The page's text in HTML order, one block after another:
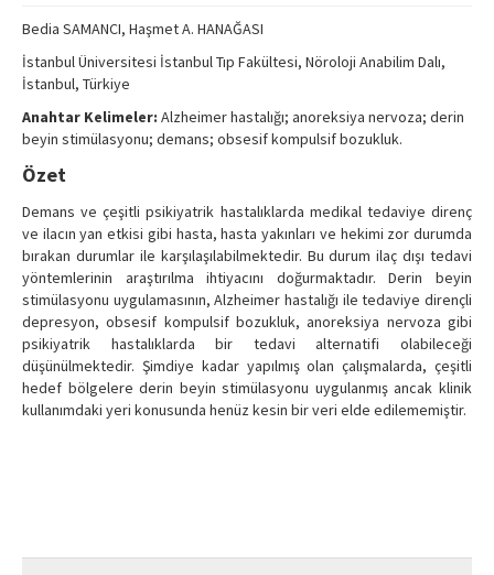
Bedia SAMANCI, Haşmet A. HANAĞASI
İstanbul Üniversitesi İstanbul Tıp Fakültesi, Nöroloji Anabilim Dalı,
İstanbul, Türkiye
Anahtar Kelimeler: Alzheimer hastalığı; anoreksiya nervoza; derin
beyin stimülasyonu; demans; obsesif kompulsif bozukluk.
Özet
Demans ve çeşitli psikiyatrik hastalıklarda medikal tedaviye direnç
ve ilacın yan etkisi gibi hasta, hasta yakınları ve hekimi zor durumda
bırakan durumlar ile karşılaşılabilmektedir. Bu durum ilaç dışı tedavi
yöntemlerinin araştırılma ihtiyacını doğurmaktadır. Derin beyin
stimülasyonu uygulamasının, Alzheimer hastalığı ile tedaviye dirençli
depresyon, obsesif kompulsif bozukluk, anoreksiya nervoza gibi
psikiyatrik hastalıklarda bir tedavi alternatifi olabileceği
düşünülmektedir. Şimdiye kadar yapılmış olan çalışmalarda, çeşitli
hedef bölgelere derin beyin stimülasyonu uygulanmış ancak klinik
kullanımdaki yeri konusunda henüz kesin bir veri elde edilememiştir.